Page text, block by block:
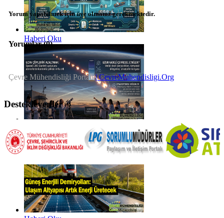
Haberi Oku
Yorum yapabilmek için üye olmanız gerekmektedir.
Yorumlar (0)
Çevre Mühendisliği Portalı| CevreMuhendisligi.Org
Destekleyenler